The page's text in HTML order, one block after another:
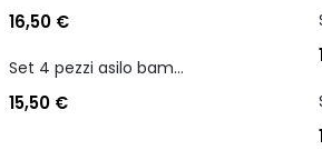
16,50 €
Set 4 pezzi asilo bambino personaggio batman
15,50 €